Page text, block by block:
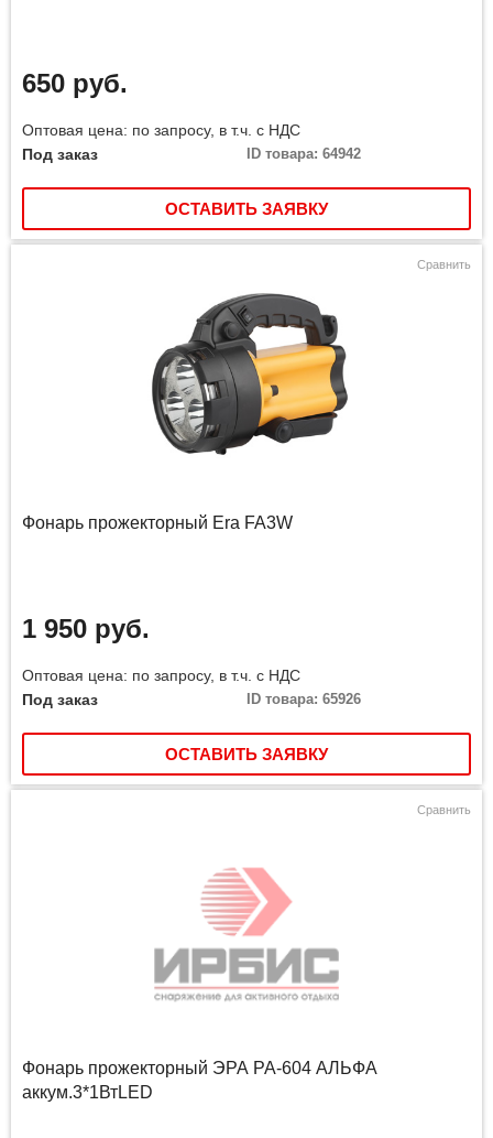
650 руб.
Оптовая цена: по запросу, в т.ч. с НДС
Под заказ
ID товара: 64942
ОСТАВИТЬ ЗАЯВКУ
Сравнить
Фонарь прожекторный Era FA3W
1 950 руб.
Оптовая цена: по запросу, в т.ч. с НДС
Под заказ
ID товара: 65926
ОСТАВИТЬ ЗАЯВКУ
Сравнить
Фонарь прожекторный ЭРА PA-604 АЛЬФА
аккум.3*1ВтLED